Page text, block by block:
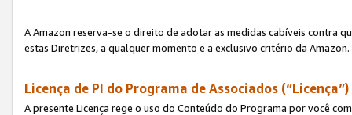
A Amazon reserva-se o direito de adotar as medidas cabíveis contra
estas Diretrizes, a qualquer momento e a exclusivo critério da Amazon.
Licença de PI do Programa de Associados (“Licença”)
A presente Licença rege o uso do Conteúdo do Programa por você